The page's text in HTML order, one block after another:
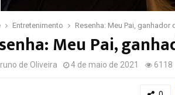
Entretenimento Resenha: Meu Pai, ganhador
Meu Pai,
de Oliveira 4 de maio de 2021 6118